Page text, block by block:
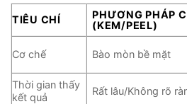
TIÊU CHÍ
PHƯƠNG PHÁP
(KEM/PEEL)
Cơ chế Bào mòn bề mặt
Thời gian thấy
kết quả
Rất lâu/Không rõ